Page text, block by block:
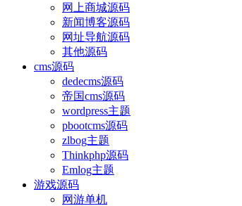
网上商城源码
新闻博客源码
网址导航源码
其他源码
cms源码
dedecms源码
帝国cms源码
wordpress主题
pbootcms源码
zlbog主题
Thinkphp源码
Emlog主题
游戏源码
网游单机